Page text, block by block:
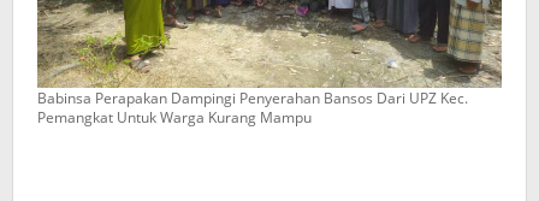
Babinsa Perapakan Dampingi Penyerahan Bansos Dari UPZ Kec.
Pemangkat Untuk Warga Kurang Mampu